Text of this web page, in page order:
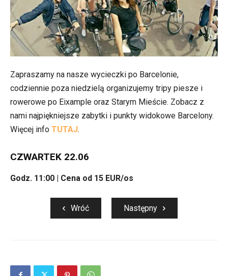
Zapraszamy na nasze wycieczki po Barcelonie,
codziennie poza niedzielą organizujemy tripy piesze i
rowerowe po Eixample oraz Starym Mieście. Zobacz z
nami najpiękniejsze zabytki i punkty widokowe Barcelony.
Więcej info TUTAJ.
CZWARTEK 22.06
Godz. 11:00 | Cena od 15 EUR/os
Wróć Następny